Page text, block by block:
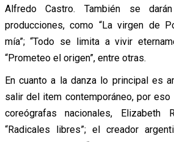
Alfredo Castro. También se
producciones, como “La virgen de
mía”; “Todo se limita a vivir
“Prometeo el origen”, entre otras.
En cuanto a la danza lo principal es
salir del item contemporáneo, por
coreógrafas nacionales, Elizabeth
“Radicales libres”; el creador